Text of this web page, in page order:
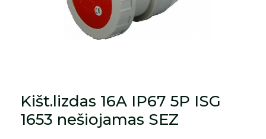
Kišt.lizdas 16A IP67 5P ISG
1653 nešiojamas SEZ